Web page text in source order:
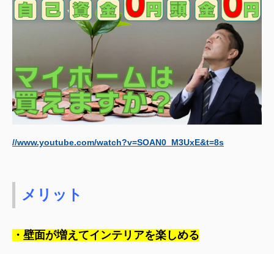
//www.youtube.com/watch?v=SOAN0_M3UxE&t=8s
メリット
・壁面が増えてインテリアを楽しめる